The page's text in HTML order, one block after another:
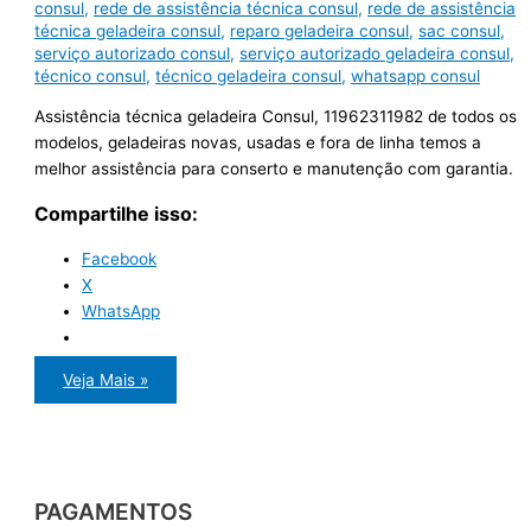
consul, rede de assistência técnica consul, rede de assistência
técnica geladeira consul, reparo geladeira consul,sac consul,
serviço autorizado consul,serviço autorizado geladeira consul,
técnico consul,técnico geladeira consul,whatsapp consul
Assistência técnica geladeira Consul, 11962311982 de todos os
modelos, geladeiras novas, usadas e fora de linha temos a
melhor assistência para conserto e manutenção com garantia.
Compartilhe isso:
Facebook
X
WhatsApp
Assistência
técnica
geladeira
Veja Mais »
PAGAMENTOS